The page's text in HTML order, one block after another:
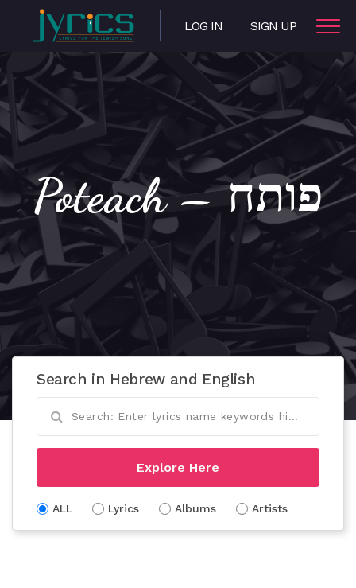
LOG IN SIGN UP
Poteach – פותח
Search in Hebrew and English
Explore Here
ALL Lyrics Albums Artists